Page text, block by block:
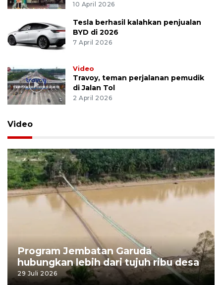
10 April 2026
Tesla berhasil kalahkan penjualan
BYD di 2026
7 April 2026
Video
Travoy, teman perjalanan pemudik
di Jalan Tol
2 April 2026
Video
Program Jembatan Garuda
hubungkan lebih dari tujuh ribu desa
29 Juli 2026